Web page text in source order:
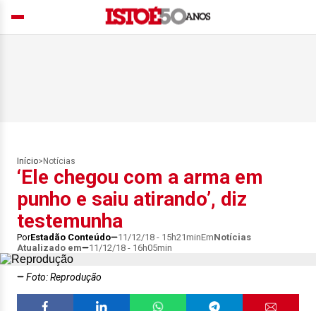
Início> Notícias
‘Ele chegou com a arma em
punho e saiu atirando’, diz
testemunha
PorEstadão Conteúdo 11/12/18 - 15h21minEmNotícias
Atualizado em
11/12/18 - 16h05min
Foto: Reprodução